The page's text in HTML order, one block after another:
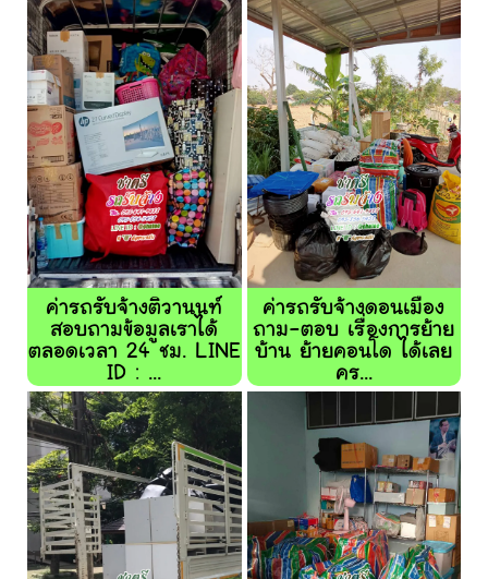
ค่ารถรับจ้างติวานนท์
สอบถามข้อมูลเราได้
ตลอดเวลา 24 ชม. LINE
ID : ...
ค่ารถรับจ้างดอนเมือง
ถาม-ตอบ เรื่องการย้าย
บ้าน ย้ายคอนโด ได้เลย
คร...